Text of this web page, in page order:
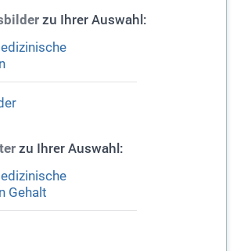
zu Ihrer Auswahl:
zu Ihrer Auswahl:
Gehalt